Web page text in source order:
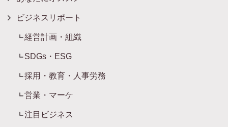
ビジネスリポート
経営計画・組織
SDGs・ESG
採用・教育・人事労務
営業・マーケ
注目ビジネス